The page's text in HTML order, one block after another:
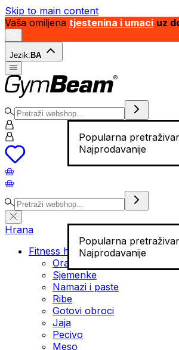
Skip to main content
Vaša omiljena tjestenina i umaci uz
Jezik: BA
Popularna
Najprodavanije
Popularna
Najprodavanije
Hrana
Fitness hrana
Orašasti plodovi
Sjemenke
Namazi i paste
Ribe
Gotovi obroci
Jaja
Pecivo
Meso